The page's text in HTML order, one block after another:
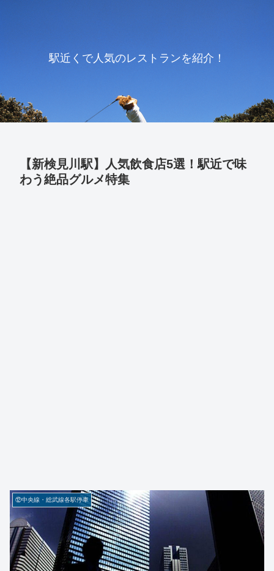
駅近くで人気のレストランを紹介！
【新検見川駅】人気飲食店5選！駅近で味
わう絶品グルメ特集
⑫中央線・総武線各駅停車